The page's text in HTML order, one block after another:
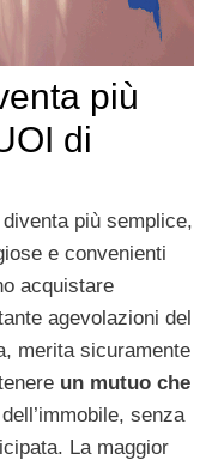
più
di
più semplice,
e convenienti
acquistare
agevolazioni del
merita sicuramente
un mutuo che
senza
La maggior